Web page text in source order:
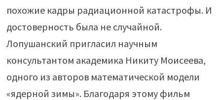
похожие кадры радиационной катастрофы. И
достоверность была не случайной.
Лопушанский пригласил научным
консультантом академика Никиту Моисеева,
одного из авторов математической модели
«ядерной зимы». Благодаря этому фильм